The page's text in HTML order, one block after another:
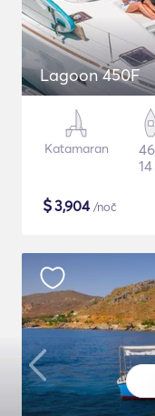
Lagoon 450F
Katamaran
$3,904/noč